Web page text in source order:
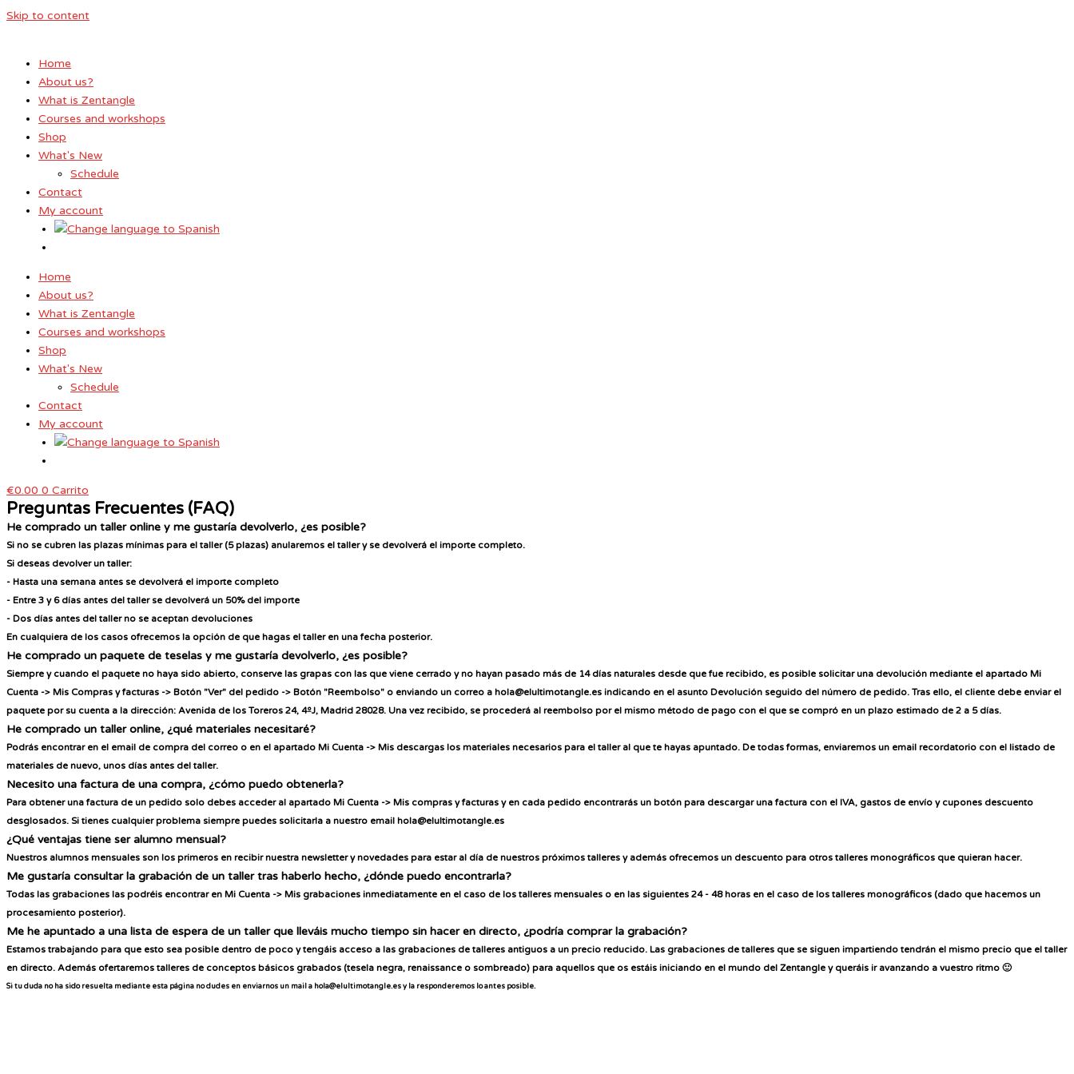
Skip to content
Home
About us?
What is Zentangle
Courses and workshops
Shop
What's New
Schedule
Contact
My account
Home
About us?
What is Zentangle
Courses and workshops
Shop
What's New
Schedule
Contact
My account
€0.00 0 Carrito
Preguntas Frecuentes (FAQ)
He comprado un taller online y me gustaría devolverlo, ¿es posible?
Si no se cubren las plazas mínimas para el taller (5 plazas) anularemos el taller y se devolverá el importe completo.
Si deseas devolver un taller:
- Hasta una semana antes se devolverá el importe completo
- Entre 3 y 6 días antes del taller se devolverá un 50% del importe
- Dos días antes del taller no se aceptan devoluciones
En cualquiera de los casos ofrecemos la opción de que hagas el taller en una fecha posterior.
He comprado un paquete de teselas y me gustaría devolverlo, ¿es posible?
Siempre y cuando el paquete no haya sido abierto, conserve las grapas con las que viene cerrado y no hayan pasado más de 14 días naturales desde que fue recibido, es posible solicitar una devolución mediante el apartado Mi
Cuenta -> Mis Compras y facturas -> Botón "Ver" del pedido -> Botón "Reembolso" o enviando un correo a hola@elultimotangle.es indicando en el asunto Devolución seguido del número de pedido. Tras ello, el cliente debe enviar el
paquete por su cuenta a la dirección: Avenida de los Toreros 24, 4ºJ, Madrid 28028. Una vez recibido, se procederá al reembolso por el mismo método de pago con el que se compró en un plazo estimado de 2 a 5 días.
He comprado un taller online, ¿qué materiales necesitaré?
Podrás encontrar en el email de compra del correo o en el apartado Mi Cuenta -> Mis descargas los materiales necesarios para el taller al que te hayas apuntado. De todas formas, enviaremos un email recordatorio con el listado de
materiales de nuevo, unos días antes del taller.
Necesito una factura de una compra, ¿cómo puedo obtenerla?
Para obtener una factura de un pedido solo debes acceder al apartado Mi Cuenta -> Mis compras y facturas y en cada pedido encontrarás un botón para descargar una factura con el IVA, gastos de envío y cupones descuento
desglosados. Si tienes cualquier problema siempre puedes solicitarla a nuestro email hola@elultimotangle.es
¿Qué ventajas tiene ser alumno mensual?
Nuestros alumnos mensuales son los primeros en recibirnuestra newsletter y novedades para estar al día de nuestros próximos talleres y además ofrecemos un descuento para otros talleres monográficos que quieran hacer.
Me gustaría consultar la grabación de un taller tras haberlo hecho, ¿dónde puedo encontrarla?
Todas las grabaciones las podréis encontrar en Mi Cuenta -> Mis grabaciones inmediatamente en el caso de los talleres mensuales o en las siguientes 24 - 48 horas en el caso de los talleres monográficos (dado que hacemos un
procesamiento posterior).
Me he apuntado a una lista de espera de un taller que lleváis mucho tiempo sin hacer en directo, ¿podría comprar la grabación?
Estamos trabajando para que esto sea posible dentro de poco y tengáis acceso a las grabaciones de talleres antiguos a un precio reducido. Las grabaciones de talleres que se siguen impartiendo tendrán el mismo precio que el taller
en directo. Además ofertaremos talleres de conceptos básicos grabados (tesela negra, renaissance o sombreado) para aquellos que os estáis iniciando en el mundo del Zentangle y queráis ir avanzando a vuestro ritmo 🙂
Si tu duda no ha sido resuelta mediante esta página no dudes en enviarnos un mail a hola@elultimotangle.es y la responderemos lo antes posible.